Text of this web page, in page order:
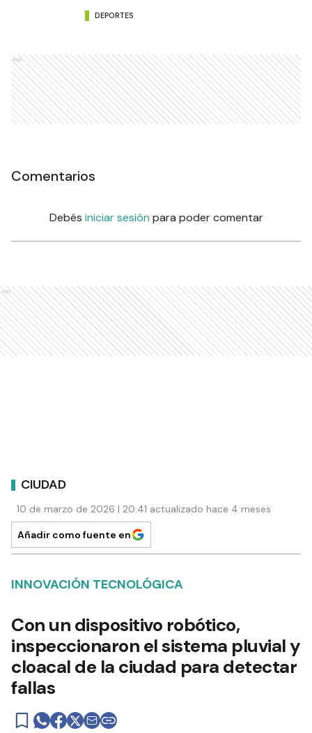
DEPORTES
Ads
Comentarios
Debés iniciar sesión para poder comentar
Ads
CIUDAD
10 de marzo de 2026 | 20:41 actualizado hace 4 meses
Añadir como fuente en
INNOVACIÓN TECNOLÓGICA
Con un dispositivo robótico,
inspeccionaron el sistema pluvial y
cloacal de la ciudad para detectar
fallas